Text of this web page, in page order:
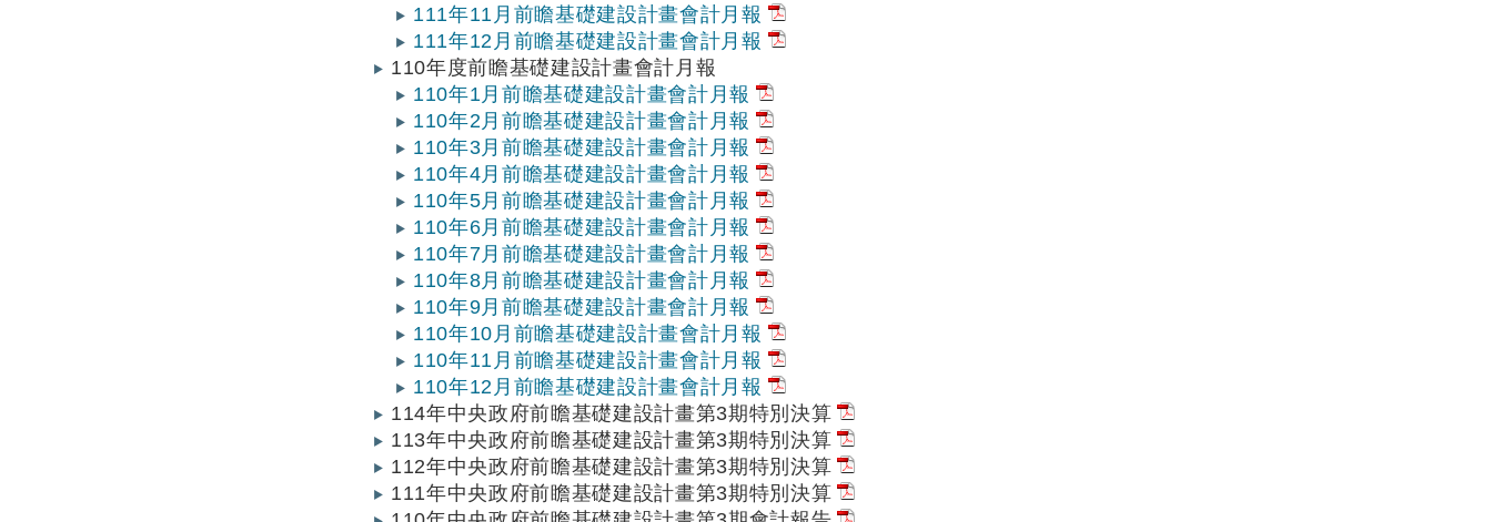
111年11月前瞻基礎建設計畫會計月報
111年12月前瞻基礎建設計畫會計月報
110年度前瞻基礎建設計畫會計月報
110年1月前瞻基礎建設計畫會計月報
110年2月前瞻基礎建設計畫會計月報
110年3月前瞻基礎建設計畫會計月報
110年4月前瞻基礎建設計畫會計月報
110年5月前瞻基礎建設計畫會計月報
110年6月前瞻基礎建設計畫會計月報
110年7月前瞻基礎建設計畫會計月報
110年8月前瞻基礎建設計畫會計月報
110年9月前瞻基礎建設計畫會計月報
110年10月前瞻基礎建設計畫會計月報
110年11月前瞻基礎建設計畫會計月報
110年12月前瞻基礎建設計畫會計月報
114年中央政府前瞻基礎建設計畫第3期特別決算
113年中央政府前瞻基礎建設計畫第3期特別決算
112年中央政府前瞻基礎建設計畫第3期特別決算
111年中央政府前瞻基礎建設計畫第3期特別決算